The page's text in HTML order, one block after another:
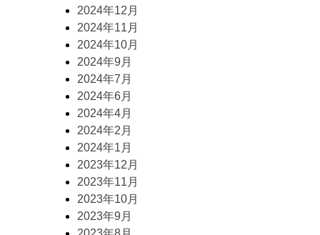
2024年12月
2024年11月
2024年10月
2024年9月
2024年7月
2024年6月
2024年4月
2024年2月
2024年1月
2023年12月
2023年11月
2023年10月
2023年9月